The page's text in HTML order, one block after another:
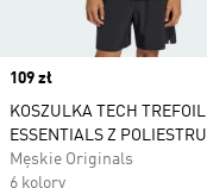
Price
109 zł
KOSZULKA TECH TREFOIL
ESSENTIALS Z POLIESTRU
Męskie Originals
6 kolory